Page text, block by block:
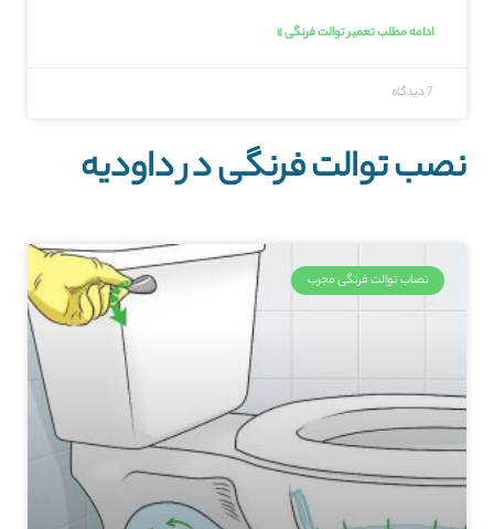
ادامه مطلب تعمیر توالت فرنگی »
7 دیدگاه
نصب توالت فرنگی در داودیه
نصاب توالت فرنگی مجرب